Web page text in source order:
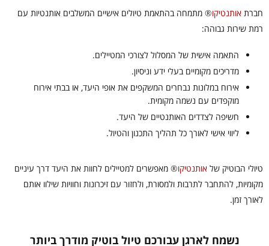
חברת אותנטיקו® מתמחה בהתאמת טיולים אישיים המשלבים אותנטיות עם
רמת שירות גבוהה:
התאמה אישית של המסלול לצורכי המטיילים.
מדריכים מקומיים בעלי ידע וניסיון.
אירוח במלונות נבחרים המשקפים את אופי היעד, או בבתי אירוח
מוקפדים עם נשמה מקומית.
חשיפה לצדדים האותנטיים של היעד.
ליווי אישי לאורך כל תהליך התכנון והטיול.
טיולי הבוטיק של אותנטיקו® מאפשרים למטיילים לחוות את היעד דרך עיניים
מקומיות, להתחבר לתרבות ולמסורת, ולחזור עם זיכרונות וחוויות שילוו אותם
לאורך זמן.
נשמח לארגן עבורכם טיול בוטיק מודרך ביותר